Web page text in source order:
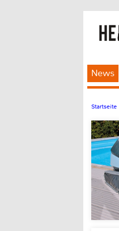
News
Startseite